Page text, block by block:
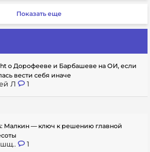
Показать еще
о Дорофееве и Барбашеве на ОИ, если
вести себя иначе
Л 1
Малкин — ключ к решению главной
1